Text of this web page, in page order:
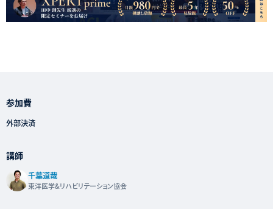
参加費
外部決済
講師
千葉道哉
東洋医学&リハビリテーション協会